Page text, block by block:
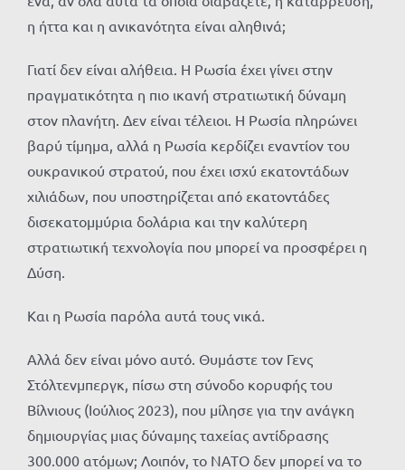
η ήττα και η ανικανότητα είναι αληθινά;
Γιατί δεν είναι αλήθεια. Η Ρωσία έχει γίνει στην
πραγματικότητα η πιο ικανή στρατιωτική δύναμη
στον πλανήτη. Δεν είναι τέλειοι. Η Ρωσία πληρώνει
βαρύ τίμημα, αλλά η Ρωσία κερδίζει εναντίον του
ουκρανικού στρατού, που έχει ισχύ εκατοντάδων
χιλιάδων, που υποστηρίζεται από εκατοντάδες
δισεκατομμύρια δολάρια και την καλύτερη
στρατιωτική τεχνολογία που μπορεί να προσφέρει η
Δύση.
Και η Ρωσία παρόλα αυτά τους νικά.
Αλλά δεν είναι μόνο αυτό. Θυμάστε τον Γενς
Στόλτενμπεργκ, πίσω στη σύνοδο κορυφής του
Βίλνιους (Ιούλιος 2023), που μίλησε για την ανάγκη
δημιουργίας μιας δύναμης ταχείας αντίδρασης
300.000 ατόμων; Λοιπόν, το ΝΑΤΟ δεν μπορεί να το